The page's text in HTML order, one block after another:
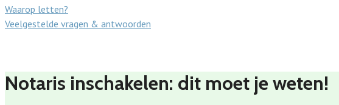
Waarop letten?
Veelgestelde vragen & antwoorden
Notaris inschakelen: dit moet je weten!